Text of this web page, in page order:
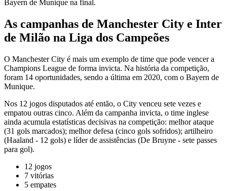
Bayern de Munique na final.
As campanhas de Manchester City e Inter
de Milão na Liga dos Campeões
O Manchester City é mais um exemplo de time que pode vencer a
Champions League de forma invicta. Na história da competição,
foram 14 oportunidades, sendo a última em 2020, com o Bayern de
Munique.
Nos 12 jogos disputados até então, o City venceu sete vezes e
empatou outras cinco. Além da campanha invicta, o time inglese
ainda acumula estatísticas decisivas na competição: melhor ataque
(31 gols marcados); melhor defesa (cinco gols sofridos); artilheiro
(Haaland - 12 gols) e líder de assistências (De Bruyne - sete passes
para gol).
12 jogos
7 vitórias
5 empates